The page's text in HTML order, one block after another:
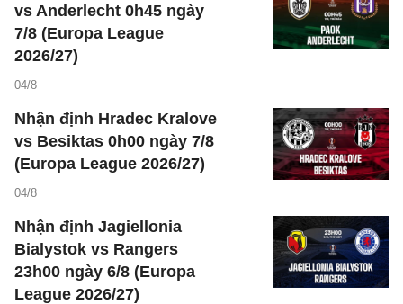
vs Anderlecht 0h45 ngày
7/8 (Europa League
2026/27)
04/8
Nhận định Hradec Kralove
vs Besiktas 0h00 ngày 7/8
(Europa League 2026/27)
04/8
Nhận định Jagiellonia
Bialystok vs Rangers
23h00 ngày 6/8 (Europa
League 2026/27)